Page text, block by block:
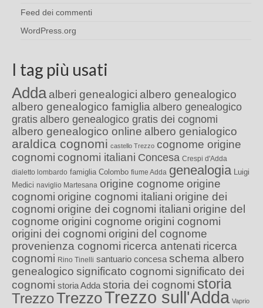
Feed dei commenti
WordPress.org
I tag più usati
Adda alberi genealogici albero genealogico
albero genealogico famiglia albero genealogico
gratis albero genealogico gratis dei cognomi
albero genealogico online albero genialogico
araldica cognomi castello Trezzo cognome origine
cognomi cognomi italiani Concesa Crespi d'Adda
dialetto lombardo famiglia Colombo fiume Adda genealogia Luigi
Medici naviglio Martesana origine cognome origine
cognomi origine cognomi italiani origine dei
cognomi origine dei cognomi italiani origine del
cognome origini cognome origini cognomi
origini dei cognomi origini del cognome
provenienza cognomi ricerca antenati ricerca
cognomi Rino Tinelli santuario concesa schema albero
genealogico significato cognomi significato dei
cognomi storia Adda storia dei cognomi storia
TrezzoTrezzoTrezzo sull'Adda Vaprio